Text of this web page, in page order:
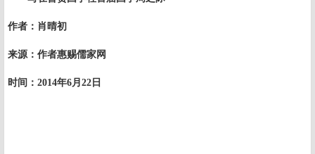
作者： 肖晴初
来源：作者惠赐儒家网
时间： 2014年6月 22 日